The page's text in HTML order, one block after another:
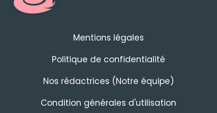
Mentions légales
Politique de confidentialité
Nos rédactrices (Notre équipe)
Condition générales d'utilisation